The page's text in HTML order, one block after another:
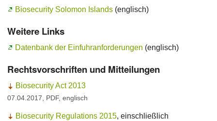
Regelungen/Standards
Ansprechpersonen
Biosecurity Solomon Islands (englisch)
Weitere Links
Datenbank der Einfuhranforderungen (englisch)
Rechtsvorschriften und Mitteilungen
Biosecurity Act2013
07.04.2017, PDF, englisch
Biosecurity Regulations 2015, einschließlich